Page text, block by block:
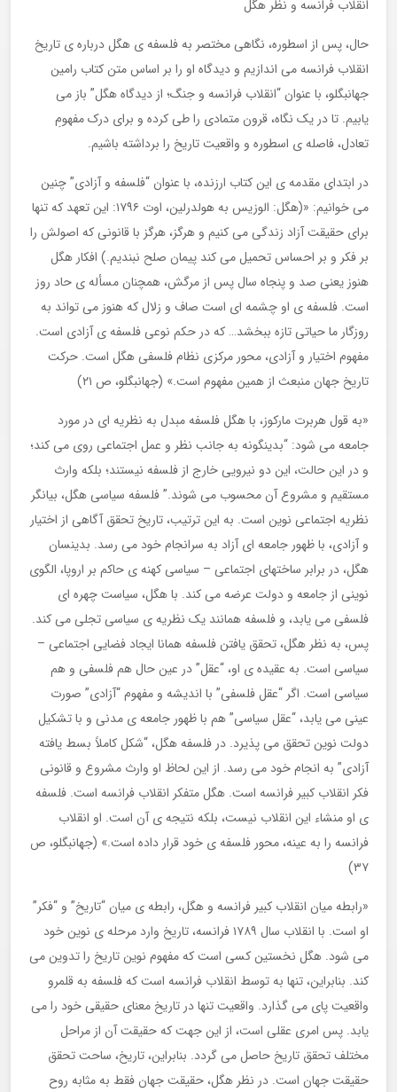
انقلاب فرانسه و نظر هگل
حال، پس از اسطوره، نگاهی مختصر به فلسفه ی هگل درباره ی تاریخ
انقلاب فرانسه می اندازیم و دیدگاه او را بر اساس متن کتاب رامین
جهانبگلو، با عنوان “انقلاب فرانسه و جنگ؛ از دیدگاه هگل” باز می
یابیم. تا در یک نگاه، قرون متمادی را طی کرده و برای درک مفهومِ
تعادل، فاصله ی اسطوره و واقعیت تاریخ را برداشته باشیم.
در ابتدای مقدمه ی این کتاب ارزنده، با عنوان “فلسفه و آزادی” چنین
می خوانیم: «(هگل: الوزیس به هولدرلین، اوت ۱۷۹۶: این تعهد که تنها
برای حقیقت آزاد زندگی می کنیم و هرگز، هرگز با قانونی که اصولش را
بر فکر و بر احساس تحمیل می کند پیمان صلح نبندیم.) افکار هگل
هنوز یعنی صد و پنجاه سال پس از مرگش، همچنان مسأله ی حاد روز
است. فلسفه ی او چشمه ای است صاف و زلال که هنوز می تواند به
روزگار ما حیاتی تازه ببخشد… که در حکم نوعی فلسفه ی آزادی است.
مفهوم اختیار و آزادی، محور مرکزی نظام فلسفی هگل است. حرکت
تاریخ جهان منبعث از همین مفهوم است.» (جهانبگلو، ص ۲۱)
«به قول هربرت مارکوز، با هگل فلسفه مبدل به نظریه ای در مورد
جامعه می شود: “بدینگونه به جانب نظر و عمل اجتماعی روی می کند؛
و در این حالت، این دو نیرویی خارج از فلسفه نیستند؛ بلکه وارث
مستقیم و مشروع آن محسوب می شوند.” فلسفه سیاسی هگل، بیانگر
نظریه اجتماعی نوین است. به این ترتیب، تاریخ تحقق آگاهی از اختیار
و آزادی، با ظهور جامعه ای آزاد به سرانجام خود می رسد. بدینسان
هگل، در برابر ساختهای اجتماعی – سیاسی کهنه ی حاکم بر اروپا، الگوی
نوینی از جامعه و دولت عرضه می کند. با هگل، سیاست چهره ای
فلسفی می یابد، و فلسفه همانند یک نظریه ی سیاسی تجلی می کند.
پس، به نظر هگل، تحقق یافتن فلسفه همانا ایجاد فضایی اجتماعی –
سیاسی است. به عقیده ی او، “عقل” در عین حال هم فلسفی و هم
سیاسی است. اگر “عقل فلسفی” با اندیشه و مفهوم “آزادی” صورت
عینی می یابد، “عقل سیاسی” هم با ظهور جامعه ی مدنی و با تشکیل
دولت نوین تحقق می پذیرد. در فلسفه هگل، “شکل کاملاً بسط یافته
آزادی” به انجام خود می رسد. از این لحاظ او وارث مشروع و قانونی
فکر انقلاب کبیر فرانسه است. هگل متفکر انقلاب فرانسه است. فلسفه
ی او منشاء این انقلاب نیست، بلکه نتیجه ی آن است. او انقلاب
فرانسه را به عینه، محور فلسفه ی خود قرار داده است.» (جهانبگلو، ص
۳۷)
«رابطه میان انقلاب کبیر فرانسه و هگل، رابطه ی میان “تاریخ” و “فکر”
او است. با انقلاب سال ۱۷۸۹ فرانسه، تاریخ وارد مرحله ی نوین خود
می شود. هگل نخستین کسی است که مفهوم نوین تاریخ را تدوین می
کند. بنابراین، تنها به توسط انقلاب فرانسه است که فلسفه به قلمرو
واقعیت پای می گذارد. واقعیت تنها در تاریخ معنای حقیقی خود را می
یابد. پس امری عقلی است، از این جهت که حقیقت آن از مراحل
مختلف تحقق تاریخ حاصل می گردد. بنابراین، تاریخ، ساحت تحقق
حقیقت جهان است. در نظر هگل، حقیقت جهان فقط به مثابه روح